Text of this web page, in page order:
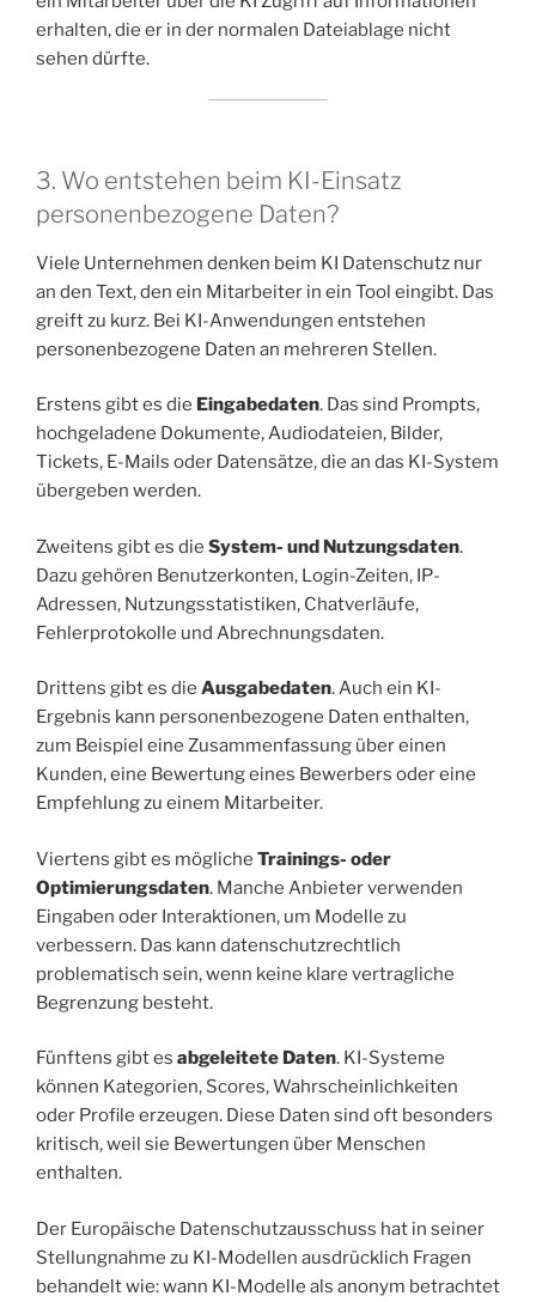
erhalten, die er in der normalen Dateiablage nicht
sehen dürfte.
3. Wo entstehen beim KI-Einsatz
personenbezogene Daten?
Viele Unternehmen denken beim KI Datenschutz nur
an den Text, den ein Mitarbeiter in ein Tool eingibt. Das
greift zu kurz. Bei KI-Anwendungen entstehen
personenbezogene Daten an mehreren Stellen.
Erstens gibt es die Eingabedaten. Das sind Prompts,
hochgeladene Dokumente, Audiodateien, Bilder,
Tickets, E-Mails oder Datensätze, die an das KI-System
übergeben werden.
Zweitens gibt es die System- und Nutzungsdaten.
Dazu gehören Benutzerkonten, Login-Zeiten, IP-
Adressen, Nutzungsstatistiken, Chatverläufe,
Fehlerprotokolle und Abrechnungsdaten.
Drittens gibt es die Ausgabedaten. Auch ein KI-
Ergebnis kann personenbezogene Daten enthalten,
zum Beispiel eine Zusammenfassung über einen
Kunden, eine Bewertung eines Bewerbers oder eine
Empfehlung zu einem Mitarbeiter.
Viertens gibt es mögliche Trainings- oder
Optimierungsdaten. Manche Anbieter verwenden
Eingaben oder Interaktionen, um Modelle zu
verbessern. Das kann datenschutzrechtlich
problematisch sein, wenn keine klare vertragliche
Begrenzung besteht.
Fünftens gibt es abgeleitete Daten. KI-Systeme
können Kategorien, Scores, Wahrscheinlichkeiten
oder Profile erzeugen. Diese Daten sind oft besonders
kritisch, weil sie Bewertungen über Menschen
enthalten.
Der Europäische Datenschutzausschuss hat in seiner
Stellungnahme zu KI-Modellen ausdrücklich Fragen
behandelt wie: wann KI-Modelle als anonym betrachtet